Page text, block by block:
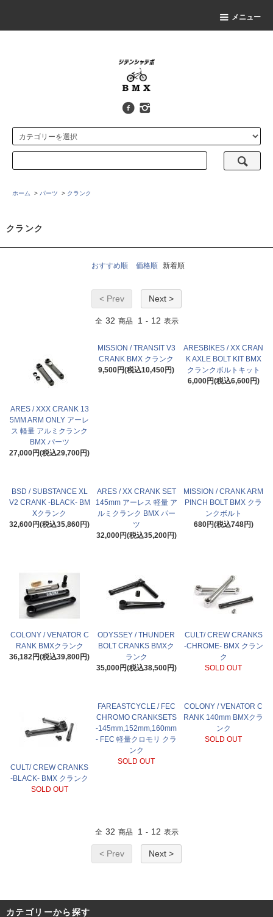
メニュー
ホーム > パーツ > クランク
クランク
おすすめ順 価格順 新着順
< Prev Next >
全 32 商品 1 - 12 表示
ARES / XXX CRANK 13
5MM ARM ONLY アーレ
ス 軽量 アルミクランク
BMX パーツ
27,000円(税込29,700円)
MISSION / TRANSIT V3
CRANK BMX クランク
9,500円(税込10,450円)
ARESBIKES / XX CRAN
K AXLE BOLT KIT BMX
クランクボルトキット
6,000円(税込6,600円)
BSD / SUBSTANCE XL
V2 CRANK -BLACK- BM
Xクランク
32,600円(税込35,860円)
ARES / XX CRANK SET
145mm アーレス 軽量 ア
ルミクランク BMX パー
ツ
32,000円(税込35,200円)
MISSION / CRANK ARM
PINCH BOLT BMX クラ
ンクボルト
680円(税込748円)
COLONY / VENATOR C
RANK BMXクランク
36,182円(税込39,800円)
ODYSSEY / THUNDER
BOLT CRANKS BMXク
ランク
35,000円(税込38,500円)
CULT/ CREW CRANKS
-CHROME- BMX クラン
ク
SOLD OUT
CULT/ CREW CRANKS
-BLACK- BMX クランク
SOLD OUT
FAREASTCYCLE / FEC
CHROMO CRANKSETS
-145mm,152mm,160mm
- FEC 軽量クロモリ クラ
ンク
SOLD OUT
COLONY / VENATOR C
RANK 140mm BMXクラ
ンク
SOLD OUT
全 32 商品 1 - 12 表示
< Prev Next >
カテゴリーから探す